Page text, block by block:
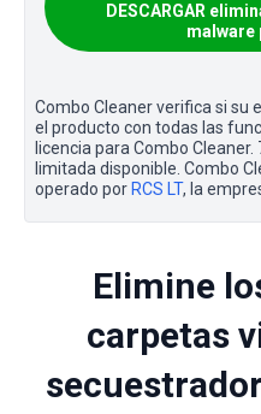
DESCARGAR
malware
Combo Cleaner verifica si su
el producto con todas las
licencia para Combo
limitada disponible. Combo
operado por RCS LT, la
Elimine
carpetas